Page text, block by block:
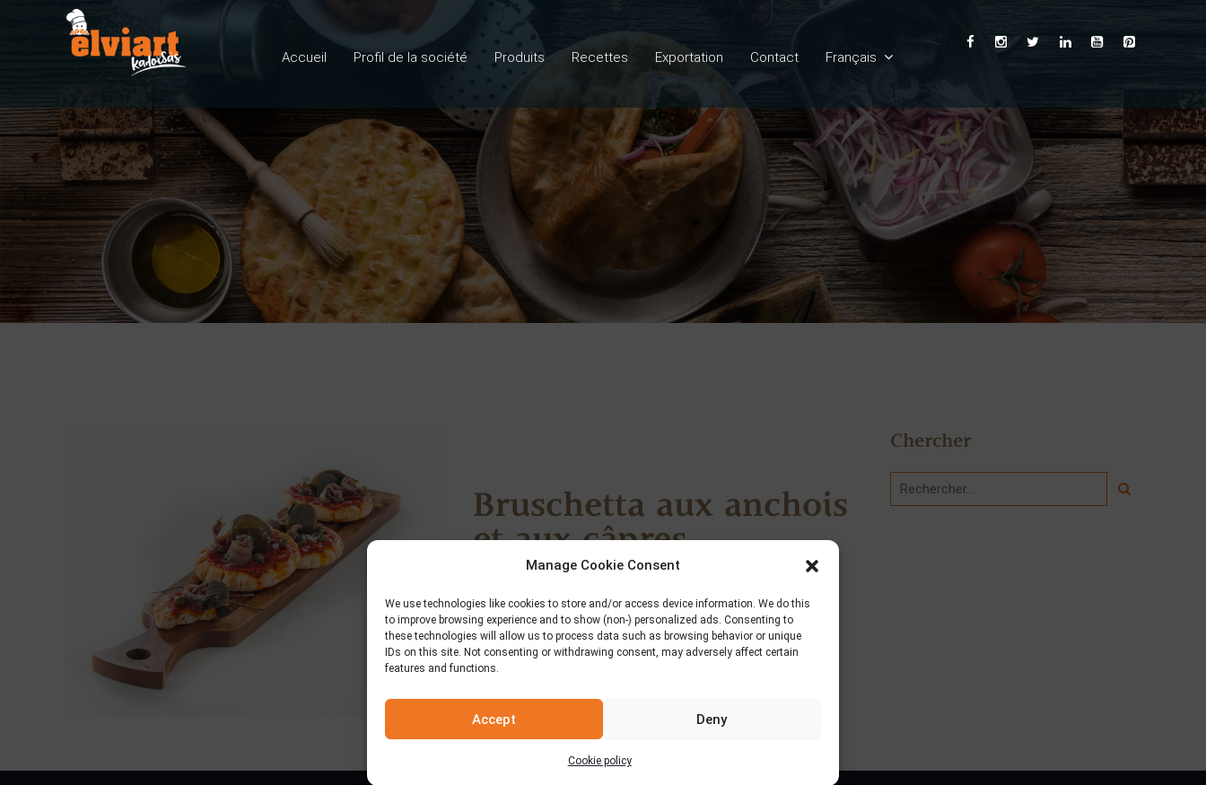
Manage Cookie Consent
We use technologies like cookies to store and/or access device information. We do this
to improve browsing experience and to show (non-) personalized ads. Consenting to
these technologies will allow us to process data such as browsing behavior or unique
IDs on this site. Not consenting or withdrawing consent, may adversely affect certain
features and functions.
Accept Deny
Cookie policy
Accueil Profil de la société Produits Recettes Exportation Contact Français
English
Ελληνικά
Deutsch
Español
Italiano
Bruschetta aux anchois
et aux câpres
Chercher